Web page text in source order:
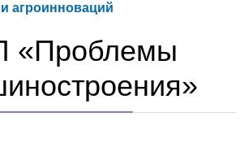
агроинноваций
«Проблемы